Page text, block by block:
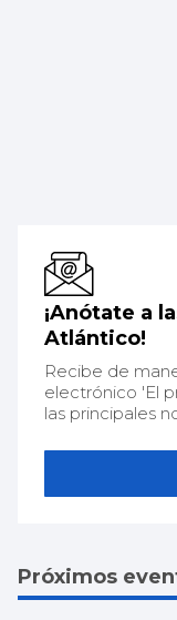
¡Anótate a
Atlántico!
Recibe de
electrónico 'El
las principales
Próximos